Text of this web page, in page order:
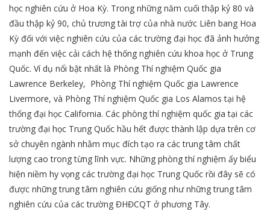
học nghiên cứu ở Hoa Kỳ. Trong những năm cuối thập kỷ 80 và
đầu thập kỷ 90, chủ trương tài trợ của nhà nước Liên bang Hoa
Kỳ đối với việc nghiên cứu của các trường đại học đã ảnh hưởng
mạnh đến việc cải cách hệ thống nghiên cứu khoa học ở Trung
Quốc. Ví dụ nổi bật nhất là Phòng Thí nghiệm Quốc gia
Lawrence Berkeley, Phòng Thí nghiệm Quốc gia Lawrence
Livermore, và Phòng Thí nghiệm Quốc gia Los Alamos tại hệ
thống đại học California. Các phòng thí nghiệm quốc gia tại các
trường đại học Trung Quốc hầu hết được thành lập dựa trên cơ
sở chuyên ngành nhằm mục đích tạo ra các trung tâm chất
lượng cao trong từng lĩnh vực. Những phòng thí nghiệm ấy biểu
hiện niềm hy vọng các trường đại học Trung Quốc rồi đây sẽ có
được những trung tâm nghiên cứu giống như những trung tâm
nghiên cứu của các trường ĐHĐCQT ở phương Tây.